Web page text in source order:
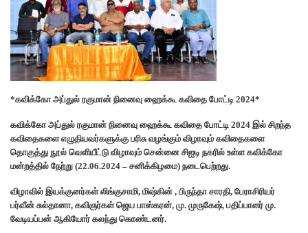
*கவிக்கோ அப்துல் ரகுமான் நினைவு ஹைக்கூ கவிதை போட்டி 2024*
கவிக்கோ அப்துல் ரகுமான் நினைவு ஹைக்கூ கவிதை போட்டி 2024 இல் சிறந்த
கவிதைகளை எழுதியவர்களுக்கு பரிசு வழங்கும் விழாவும் கவிதைகளை
தொகுத்து நூல் வெளியீட்டு விழாவும் சென்னை சிஐடி நகரில் உள்ள கவிக்கோ
மன்றத்தில் நேற்று (22.06.2024 – சனிக்கிழமை) நடைபெற்றது.
விழாவில் இயக்குனர்கள் லிங்குசாமி, மிஷ்கின் , பிருந்தா சாரதி, பேராசிரியர்
பர்வீன் சுல்தானா, கவிஞர்கள் ஜெய பாஸ்கரன், மு. முருகேஷ், பதிப்பாளர் மு.
வேடியப்பன் ஆகியோர் கலந்து கொண்டனர்.